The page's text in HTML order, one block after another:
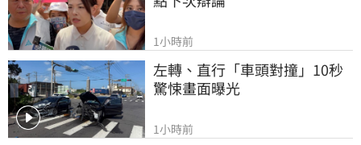
1小時前
左轉、直行「車頭對撞」10秒
驚悚畫面曝光
1小時前